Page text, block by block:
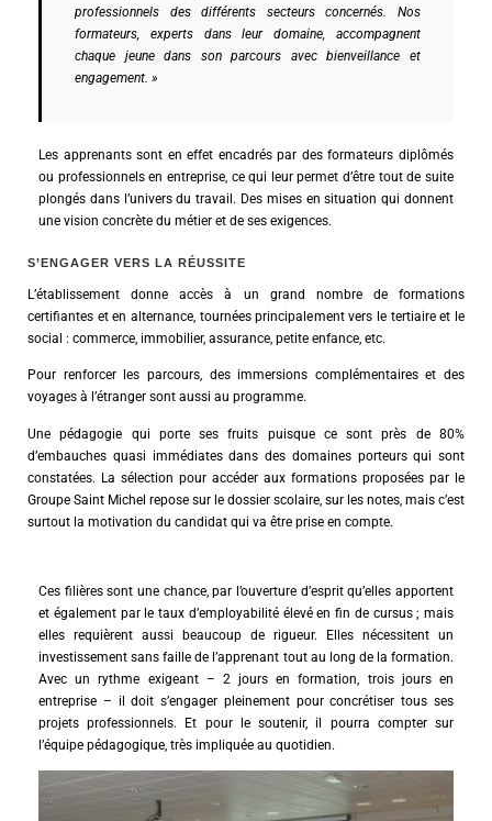
professionnels des différents secteurs concernés. Nos
formateurs, experts dans leur domaine, accompagnent
chaque jeune dans son parcours avec bienveillance et
engagement. »
Les apprenants sont en effet encadrés par des formateurs diplômés
ou professionnels en entreprise, ce qui leur permet d’être tout de suite
plongés dans l’univers du travail. Des mises en situation qui donnent
une vision concrète du métier et de ses exigences.
S’ENGAGER VERS LA RÉUSSITE
L’établissement donne accès à un grand nombre de formations
certifiantes et en alternance, tournées principalement vers le tertiaire et le
social : commerce, immobilier, assurance, petite enfance, etc.
Pour renforcer les parcours, des immersions complémentaires et des
voyages à l’étranger sont aussi au programme.
Une pédagogie qui porte ses fruits puisque ce sont près de 80%
d’embauches quasi immédiates dans des domaines porteurs qui sont
constatées. La sélection pour accéder aux formations proposées par le
Groupe Saint Michel repose sur le dossier scolaire, sur les notes, mais c’est
surtout la motivation du candidat qui va être prise en compte.
Ces filières sont une chance, par l’ouverture d’esprit qu’elles apportent
et également par le taux d’employabilité élevé en fin de cursus ; mais
elles requièrent aussi beaucoup de rigueur. Elles nécessitent un
investissement sans faille de l’apprenant tout au long de la formation.
Avec un rythme exigeant – 2 jours en formation, trois jours en
entreprise – il doit s’engager pleinement pour concrétiser tous ses
projets professionnels. Et pour le soutenir, il pourra compter sur
l’équipe pédagogique, très impliquée au quotidien.